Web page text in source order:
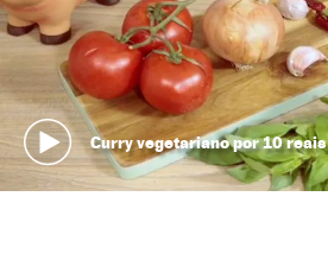
Curry vegetariano por 10 reais